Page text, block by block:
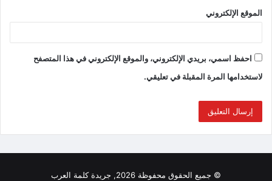
الموقع الإلكتروني
احفظ اسمي، بريدي الإلكتروني، والموقع الإلكتروني في هذا المتصفح
لاستخدامها المرة المقبلة في تعليقي.
© جميع الحقوق محفوظة 2026, جريدة كلمة العرب